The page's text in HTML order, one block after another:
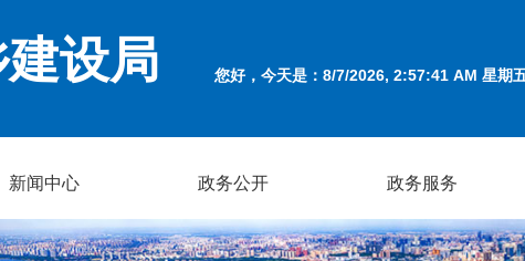
设局 您好，今天是： 8/7/2026, 2:57:41 AM 星期
新闻中心 政务公开 政务服务